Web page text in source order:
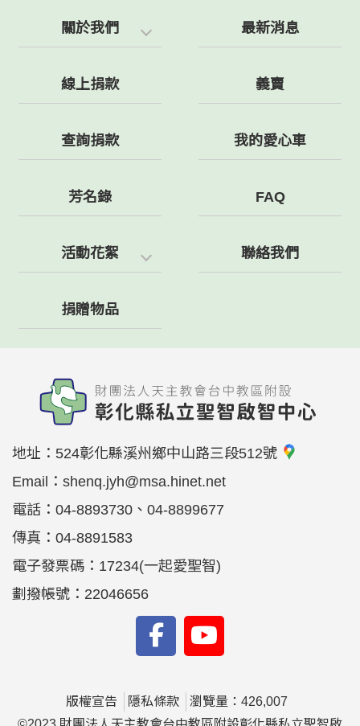
關於我們 最新消息
線上捐款 義賣
查詢捐款 我的愛心車
芳名錄 FAQ
活動花絮 聯絡我們
捐贈物品
地址： 524彰化縣溪州鄉中山路三段512號
Email： shenq.jyh@msa.hinet.net
電話： 04-8893730、04-8899677
傳真： 04-8891583
電子發票碼：17234(一起愛聖智)
劃撥帳號：22046656
版權宣告 隱私條款
瀏覽量：426,007